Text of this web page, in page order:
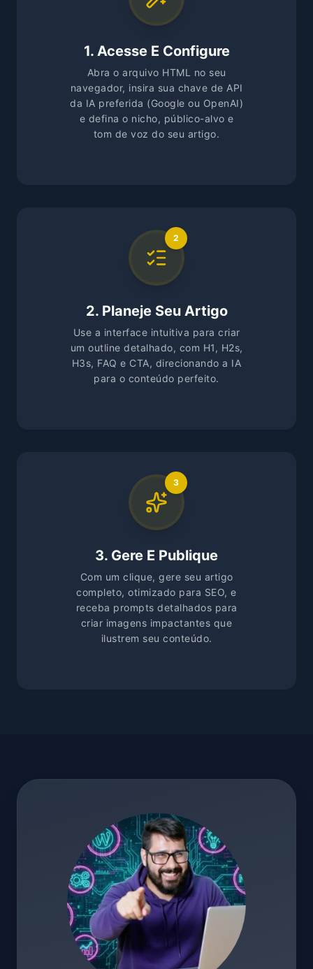
1. Acesse E Configure
Abra o arquivo HTML no seu
navegador, insira sua chave de API
da IA preferida (Google ou OpenAI)
e defina o nicho, público-alvo e
tom de voz do seu artigo.
2
2. Planeje Seu Artigo
Use a interface intuitiva para criar
um outline detalhado, com H1, H2s,
H3s, FAQ e CTA, direcionando a IA
para o conteúdo perfeito.
3
3. Gere E Publique
Com um clique, gere seu artigo
completo, otimizado para SEO, e
receba prompts detalhados para
criar imagens impactantes que
ilustrem seu conteúdo.